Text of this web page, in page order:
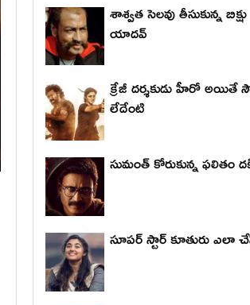
శాశ్వత సెలవు తీసుకున్న బిక్షు
యాదవ్
క్రేజీ దర్శకుడు హీరో అయితే
లేదేంటి
సుమంత్ కోరుకున్న ఫలితం
సూపర్ స్టార్ కూతురు ఎలా